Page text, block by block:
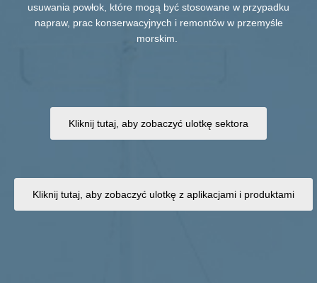
usuwania powłok, które mogą być stosowane w przypadku
napraw, prac konserwacyjnych i remontów w przemyśle
morskim.
Kliknij tutaj, aby zobaczyć ulotkę sektora
Kliknij tutaj, aby zobaczyć ulotkę z aplikacjami i produktami